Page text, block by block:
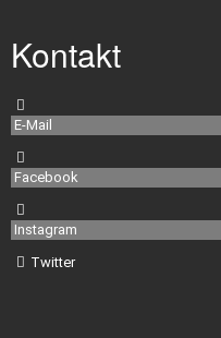
Ehrungen
Satzung
Kontakt
E-Mail
Facebook
Instagram
Twitter